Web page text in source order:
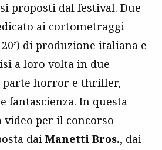
proposti dal festival. Due
ai cortometraggi
di produzione italiana e
a loro volta in due
parte horror e thriller,
fantascienza. In questa
per il concorso
dai Manetti Bros., dai